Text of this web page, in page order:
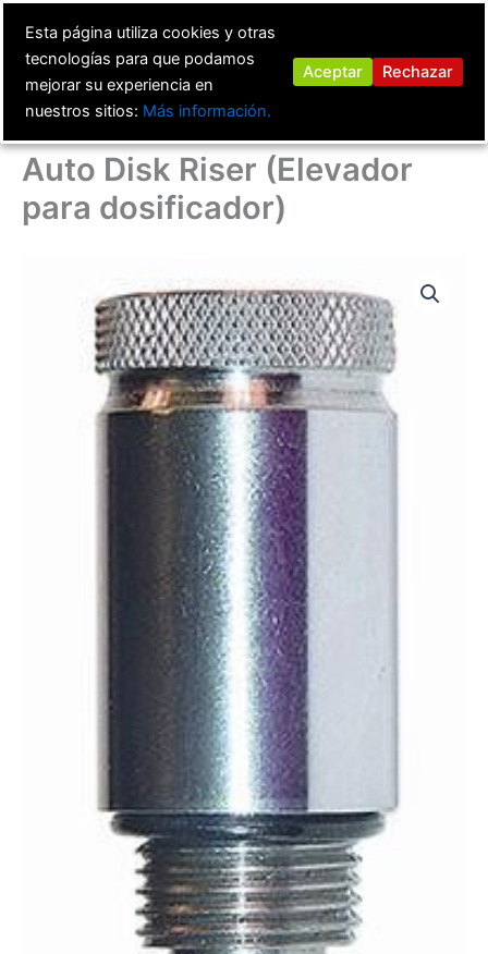
contenido
Auto Disk Riser (Elevador
para dosificador)
Esta página utiliza cookies y otras
tecnologías para que podamos
mejorar su experiencia en
nuestros sitios: Más información.
Aceptar Rechazar